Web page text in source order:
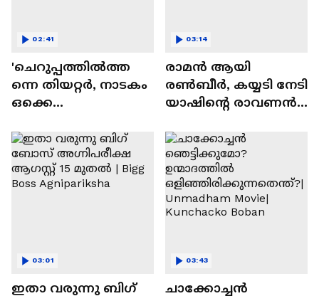
'ചെറുപ്പത്തിൽത്ത
ന്നെ തിയറ്റർ, നാടകം
ഒക്കെ
ചെയ്യാനുള്ള
ആത്മവിശ്വാസമുണ്ടാ
യിരുന്നില്ല'
02:41
രാമന്‍ ആയി
രൺബീർ, കയ്യടി നേടി
യാഷിന്റെ രാവണൻ;
രാമായണ ട്രെയിലർ
എത്തി | Ramayana
Movie
03:14
ഇതാ വരുന്നു ബിഗ്
03:01
ചാക്കോച്ചന്‍
03:43